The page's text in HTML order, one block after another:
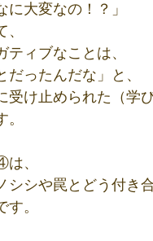
大変なの！？」
ティブなことは、
ったんだな」と、
受け止められた（学
、
シシや罠とどう付き
す。